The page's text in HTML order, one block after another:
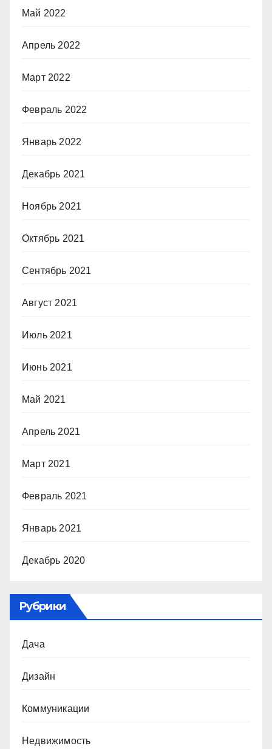
Май 2022
Апрель 2022
Март 2022
Февраль 2022
Январь 2022
Декабрь 2021
Ноябрь 2021
Октябрь 2021
Сентябрь 2021
Август 2021
Июль 2021
Июнь 2021
Май 2021
Апрель 2021
Март 2021
Февраль 2021
Январь 2021
Декабрь 2020
Рубрики
Дача
Дизайн
Коммуникации
Недвижимость